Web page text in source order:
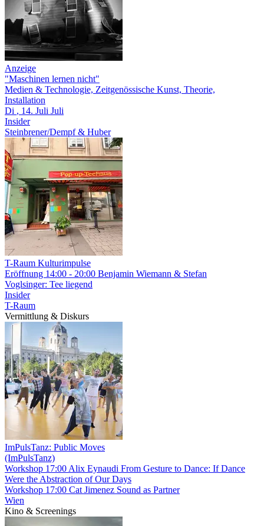
Anzeige
"Maschinen lernen nicht"
Medien & Technologie, Zeitgenössische Kunst, Theorie,
Installation
Di , 14. Juli Juli
Insider
Steinbrener/Dempf & Huber
T-Raum Kulturimpulse
Eröffnung 14:00 - 20:00 Benjamin Wiemann & Stefan
Voglsinger: Tee liegend
Insider
T-Raum
Vermittlung & Diskurs
ImPulsTanz: Public Moves
(ImPulsTanz)
Workshop 17:00 Alix Eynaudi From Gesture to Dance: If Dance
Were the Abstraction of Our Days
Workshop 17:00 Cat Jimenez Sound as Partner
Wien
Kino & Screenings